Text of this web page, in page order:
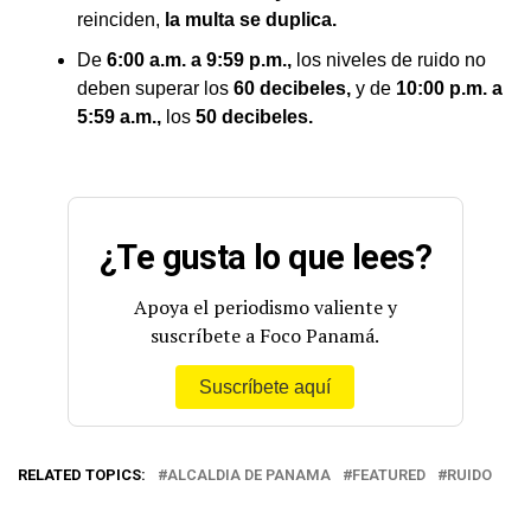
reinciden, la multa se duplica.
De 6:00 a.m. a 9:59 p.m., los niveles de ruido no
deben superar los 60 decibeles, y de 10:00 p.m. a
5:59 a.m., los 50 decibeles.
¿Te gusta lo que lees?
Apoya el periodismo valiente y
suscríbete a Foco Panamá.
Suscríbete aquí
RELATED TOPICS: ALCALDIA DE PANAMA FEATURED RUIDO